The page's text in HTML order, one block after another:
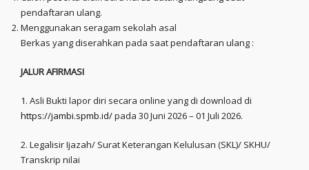
pendaftaran ulang.
Menggunakan seragam sekolah asal
Berkas yang diserahkan pada saat pendaftaran ulang :
JALUR AFIRMASI
1. Asli Bukti lapor diri secara online yang di download di
https://jambi.spmb.id/pada 30 Juni 2026 – 01 Juli 2026.
2. Legalisir Ijazah/ Surat Keterangan Kelulusan (SKL)/ SKHU/
Transkrip nilai